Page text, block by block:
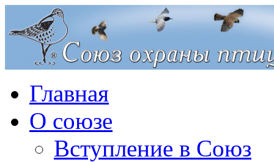
Главная
О союзе
Вступление в Союз